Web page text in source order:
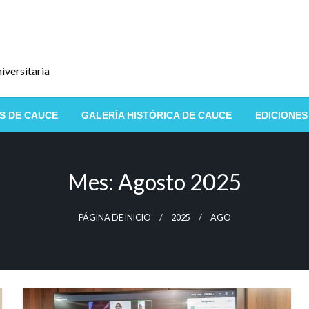
DE CAUCE GALERÍA HISTÓRICA DE CAUCE
Mes: Agosto 2025
PÁGINA DE INICIO 2025 AGO